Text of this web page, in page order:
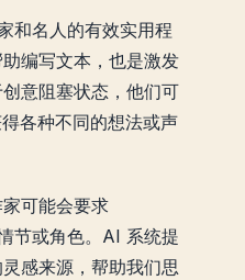
和名人的有效实用程
编写文本，也是激发
意阻塞状态，他们可
各种不同的想法或声
可能会要求
节或角色。AI 系统提
感来源，帮助我们思